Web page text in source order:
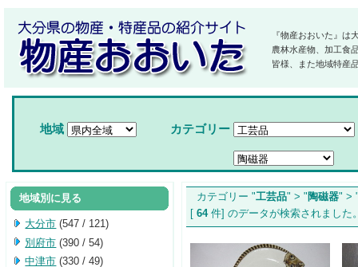
『物産おおいた』は
農林水産物、加工食
皆様、また地域特産
地域 カテゴリー
カテゴリー "工芸品" > "陶磁器" >
[ 64件] のデータが検索されま
地域別に見る
大分市 (547 / 121)
別府市 (390 / 54)
中津市 (330 / 49)